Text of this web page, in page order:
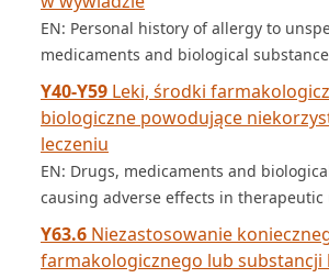
EN: Personal history of allergy to
medicaments and biological
Y40-Y59 Leki, środki
biologiczne powodujące
leczeniu
EN: Drugs, medicaments and
causing adverse effects in therapeutic
Y63.6 Niezastosowanie
farmakologicznego lub substancji